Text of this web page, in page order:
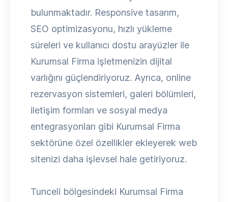
bulunmaktadır. Responsive tasarım,
SEO optimizasyonu, hızlı yükleme
süreleri ve kullanıcı dostu arayüzler ile
Kurumsal Firma işletmenizin dijital
varlığını güçlendiriyoruz. Ayrıca, online
rezervasyon sistemleri, galeri bölümleri,
iletişim formları ve sosyal medya
entegrasyonları gibi Kurumsal Firma
sektörüne özel özellikler ekleyerek web
sitenizi daha işlevsel hale getiriyoruz.
Tunceli bölgesindeki Kurumsal Firma